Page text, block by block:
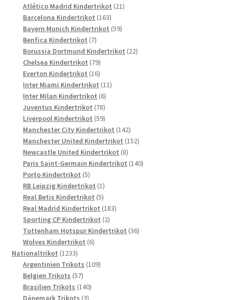
Produkte
Atlético Madrid Kindertrikot 2121
Barcelona Kindertrikot 163163
Produkte
Bayern Munich Kindertrikot 5959
Benfica Kindertrikot 77
Produkte
Borussia Dortmund Kindertrikot 2222
Chelsea Kindertrikot 7979
Produkte
Everton Kindertrikot 1616
Produkte
Inter Miami Kindertrikot 1111
Inter Milan Kindertrikot 66
Produkte
Juventus Kindertrikot 7878
Produkte
Liverpool Kindertrikot 5959
Produkte
Manchester City Kindertrikot 142142
Produkte
Manchester United Kindertrikot 152152
Newcastle United Kindertrikot 88
Produkte
Paris Saint-Germain Kindertrikot 140140
Porto Kindertrikot 55
Produkte
RB Leipzig Kindertrikot 11
Produkt
Real Betis Kindertrikot 55
Produkte
Real Madrid Kindertrikot 183183
Sporting CP Kindertrikot 22
Produkte
Tottenham Hotspur Kindertrikot 3636
Wolves Kindertrikot 66
Nationaltrikot 12331233
Produkte
Argentinien Trikots 109109
Belgien Trikots 5757
Produkte
Brasilien Trikots 140140
Dänemark Trikots 33